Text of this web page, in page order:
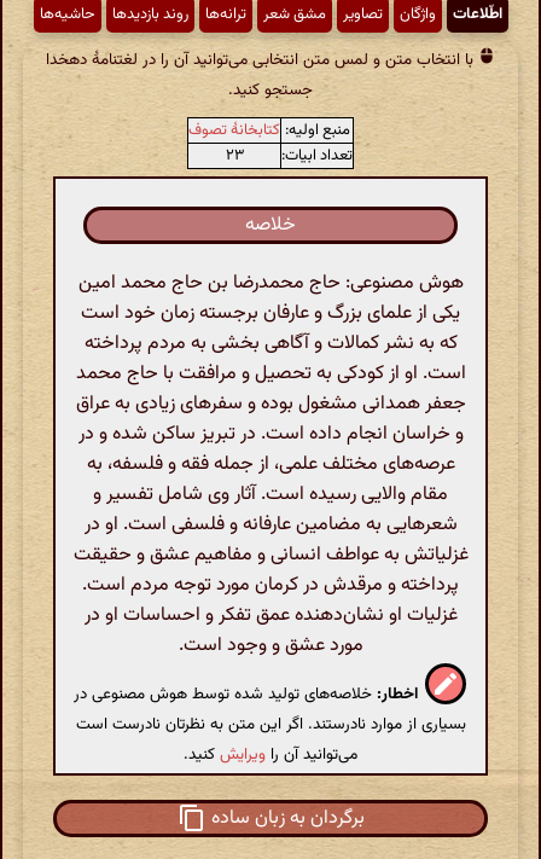
اطّلاعات واژگان تصاویر مشق شعر ترانه‌ها روند بازدیدها حاشیه‌ها
با انتخاب متن و لمس متن انتخابی می‌توانید آن را در لغتنامهٔ دهخدا
جستجو کنید.
منبع اولیه: کتابخانهٔ تصوف
تعداد ابیات:
۲۳
خلاصه
هوش مصنوعی: حاج محمدرضا بن حاج محمد امین
یکی از علمای بزرگ و عارفان برجسته زمان خود است
که به نشر کمالات و آگاهی بخشی به مردم پرداخته
است. او از کودکی به تحصیل و مرافقت با حاج محمد
جعفر همدانی مشغول بوده و سفرهای زیادی به عراق
و خراسان انجام داده است. در تبریز ساکن شده و در
عرصه‌های مختلف علمی، از جمله فقه و فلسفه، به
مقام‌ والایی رسیده است. آثار وی شامل تفسیر و
شعرهایی به مضامین عارفانه و فلسفی است. او در
غزلیاتش به عواطف انسانی و مفاهیم عشق و حقیقت
پرداخته و مرقدش در کرمان مورد توجه مردم است.
غزلیات او نشان‌دهنده عمق تفکر و احساسات او در
مورد عشق و وجود است.
اخطار: خلاصه‌های تولید شده توسط هوش مصنوعی در
بسیاری از موارد نادرستند. اگر این متن به نظرتان نادرست است
می‌توانید آن را ویرایشکنید.
برگردان به زبان ساده